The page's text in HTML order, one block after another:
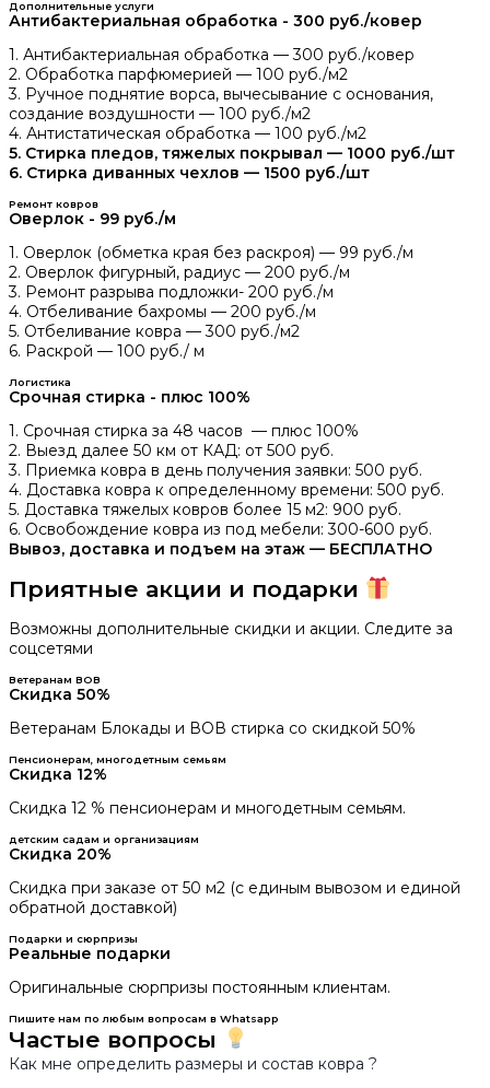
Дополнительные услуги
Антибактериальная обработка - 300 руб./ковер
1. Антибактериальная обработка — 300 руб./ковер
2. Обработка парфюмерией — 100 руб./м2
3. Ручное поднятие ворса, вычесывание с основания,
создание воздушности — 100 руб./м2
4. Антистатическая обработка — 100 руб./м2
5. Стирка пледов, тяжелых покрывал — 1000 руб./шт
6. Стирка диванных чехлов — 1500 руб./шт
Ремонт ковров
Оверлок - 99 руб./м
1. Оверлок (обметка края без раскроя) — 99 руб./м
2. Оверлок фигурный, радиус — 200 руб./м
3. Ремонт разрыва подложки- 200 руб./м
4. Отбеливание бахромы — 200 руб./м
5. Отбеливание ковра — 300 руб./м2
6. Раскрой — 100 руб./ м
Логистика
Срочная стирка - плюс 100%
1. Срочная стирка за 48 часов — плюс 100%
2. Выезд далее 50 км от КАД: от 500 руб.
3. Приемка ковра в день получения заявки: 500 руб.
4. Доставка ковра к определенному времени: 500 руб.
5. Доставка тяжелых ковров более 15 м2: 900 руб.
6. Освобождение ковра из под мебели: 300-600 руб.
Вывоз, доставка и подъем на этаж — БЕСПЛАТНО
Приятные акции и подарки
Возможны дополнительные скидки и акции. Следите за
соцсетями
Ветеранам ВОВ
Скидка 50%
Ветеранам Блокады и ВОВ стирка со скидкой 50%
Пенсионерам, многодетным семьям
Скидка 12%
Скидка 12 % пенсионерам и многодетным семьям.
детским садам и организациям
Скидка 20%
Скидка при заказе от 50 м2 (с единым вывозом и единой
обратной доставкой)
Подарки и сюрпризы
Реальные подарки
Оригинальные сюрпризы постоянным клиентам.
Пишите нам по любым вопросам в Whatsapp
Частые вопросы
Как мне определить размеры и состав ковра ?